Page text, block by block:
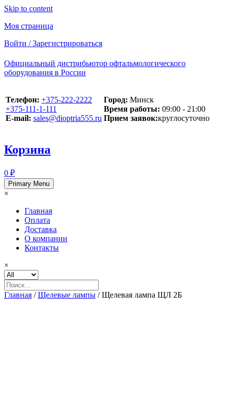
Skip to content
Моя страница
Войти / Зарегистрироваться
Официальный дистрибьютор офтальмологического
оборудования в России
Телефон: +375-222-2222
+375-111-1-111
E-mail: sales@dioptria555.ru
Город: Минск
Время работы: 09:00 - 21:00
Прием заявок:круглосуточно
Корзина
0 ₽
Primary Menu
×
Главная
Оплата
Доставка
О компании
Контакты
×
Главная /Щелевые лампы / Щелевая лампа ЩЛ 2Б